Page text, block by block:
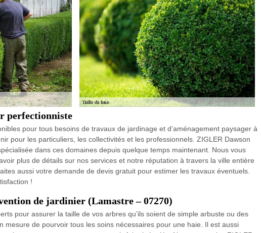
perfectionniste
pour tous besoins de travaux de jardinage et d’aménagement paysager à
pour les particuliers, les collectivités et les professionnels. ZIGLER Dawson
dans ces domaines depuis quelque temps maintenant. Nous vous
plus de détails sur nos services et notre réputation à travers la ville entière
aussi votre demande de devis gratuit pour estimer les travaux éventuels.
!
de jardinier (Lamastre – 07270)
pour assurer la taille de vos arbres qu’ils soient de simple arbuste ou des
mesure de pourvoir tous les soins nécessaires pour une haie. Il est aussi